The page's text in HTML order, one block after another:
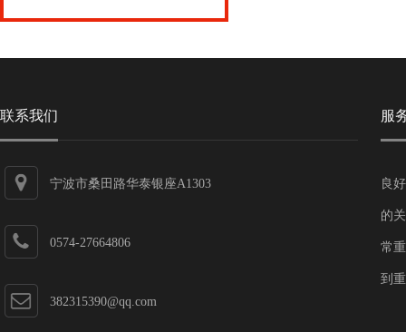
联系我们
宁波市桑田路华泰银座A1303
0574-27664806
382315390@qq.com
服
良
的
常
到